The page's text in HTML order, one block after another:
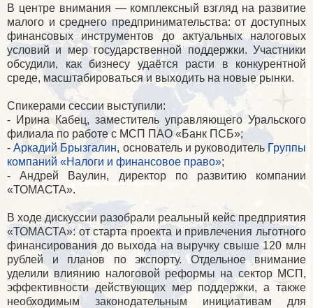
В центре внимания — комплексный взгляд на развитие
малого и среднего предпринимательства: от доступных
финансовых инструментов до актуальных налоговых
условий и мер государственной поддержки. Участники
обсудили, как бизнесу удаётся расти в конкурентной
среде, масштабироваться и выходить на новые рынки.
Спикерами сессии выступили:
- Ирина Кабец, заместитель управляющего Уральского
филиала по работе с МСП ПАО «Банк ПСБ»;
-Аркадий Брызгалин, основатель и руководитель Группы
компаний «Налоги и финансовое право»;
- Андрей Ваулин, директор по развитию компании
«ТОМАСТА».
В ходе дискуссии разобрали реальный кейс предприятия
«ТОМАСТА»: от старта проекта и привлечения льготного
финансирования до выхода на выручку свыше 120 млн
рублей и планов по экспорту. Отдельное внимание
уделили влиянию налоговой реформы на сектор МСП,
эффективности действующих мер поддержки, а также
необходимым законодательным инициативам для